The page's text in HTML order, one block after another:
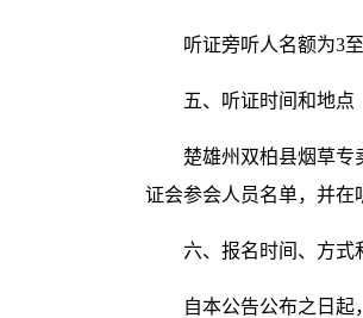
听证旁听人名额为3
五、听证时间和地点
楚雄州双柏县烟草专
证会参会人员名单，并在
六、报名时间、方式
自本公告公布之日起